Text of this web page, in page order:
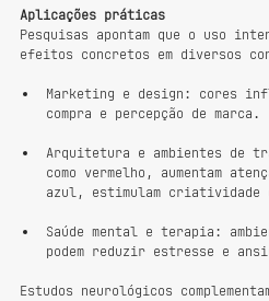
Aplicações práticas
Pesquisas apontam que o uso
efeitos concretos em diversos
Marketing e design: cores
compra e percepção de marca.
Arquitetura e ambientes de
como vermelho, aumentam
azul, estimulam criatividade
Saúde mental e terapia:
podem reduzir estresse e
Estudos neurológicos